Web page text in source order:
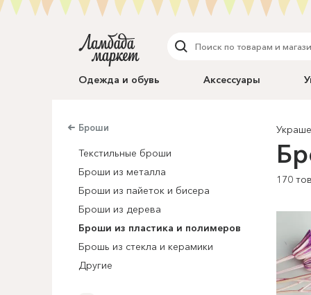
Одежда и обувь Аксессуары
Броши
Текстильные броши
Броши из металла
Броши из пайеток и бисера
Броши из дерева
Броши из пластика и полимеров
Брошь из стекла и керамики
Другие
170